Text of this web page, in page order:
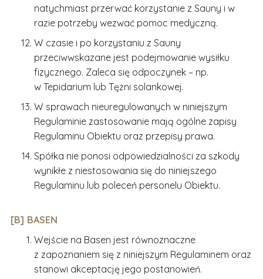
natychmiast przerwać korzystanie z Sauny i w
razie potrzeby wezwać pomoc medyczną.
W czasie i po korzystaniu z Sauny
przeciwwskazane jest podejmowanie wysiłku
fizycznego. Zaleca się odpoczynek – np.
w Tepidarium lub Tężni solankowej.
W sprawach nieuregulowanych w niniejszym
Regulaminie zastosowanie mają ogólne zapisy
Regulaminu Obiektu oraz przepisy prawa.
Spółka nie ponosi odpowiedzialności za szkody
wynikłe z niestosowania się do niniejszego
Regulaminu lub poleceń personelu Obiektu.
[B] BASEN
Wejście na Basen jest równoznaczne
z zapoznaniem się z niniejszym Regulaminem oraz
stanowi akceptację jego postanowień.